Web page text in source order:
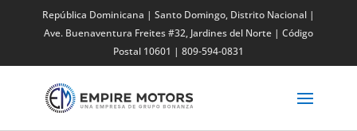
República Dominicana | Santo Domingo, Distrito Nacional |
Ave. Buenaventura Freites #32, Jardines del Norte | Código
Postal 10601 | 809-594-0831